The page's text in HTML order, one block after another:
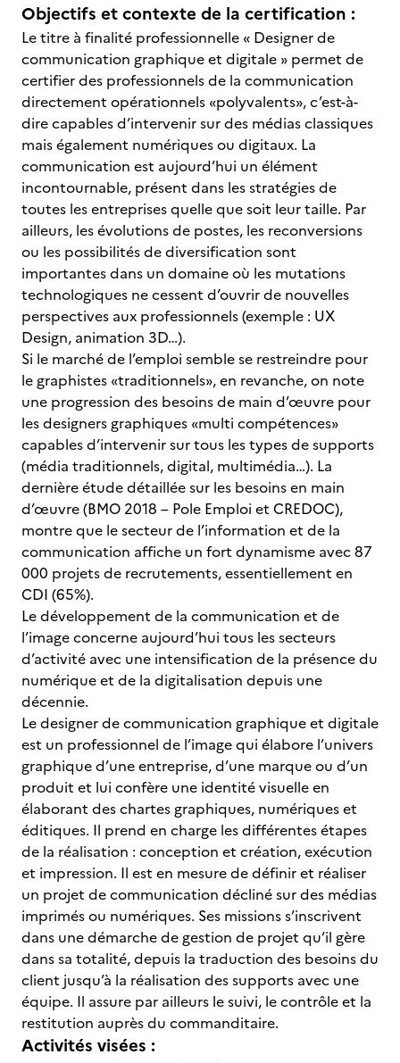
Objectifs et contexte de la certification :
Le titre à finalité professionnelle « Designer de
communication graphique et digitale » permet de
certifier des professionnels de la communication
directement opérationnels «polyvalents», c’est-à-
dire capables d’intervenir sur des médias classiques
mais également numériques ou digitaux. La
communication est aujourd’hui un élément
incontournable, présent dans les stratégies de
toutes les entreprises quelle que soit leur taille. Par
ailleurs, les évolutions de postes, les reconversions
ou les possibilités de diversification sont
importantes dans un domaine où les mutations
technologiques ne cessent d’ouvrir de nouvelles
perspectives aux professionnels (exemple : UX
Design, animation 3D…).
Si le marché de l’emploi semble se restreindre pour
le graphistes «traditionnels», en revanche, on note
une progression des besoins de main d’œuvre pour
les designers graphiques «multi compétences»
capables d’intervenir sur tous les types de supports
(média traditionnels, digital, multimédia…). La
dernière étude détaillée sur les besoins en main
d’œuvre (BMO 2018 – Pole Emploi et CREDOC),
montre que le secteur de l’information et de la
communication affiche un fort dynamisme avec 87
000 projets de recrutements, essentiellement en
CDI (65%).
Le développement de la communication et de
l’image concerne aujourd’hui tous les secteurs
d’activité avec une intensification de la présence du
numérique et de la digitalisation depuis une
décennie.
Le designer de communication graphique et digitale
est un professionnel de l’image qui élabore l’univers
graphique d’une entreprise, d’une marque ou d’un
produit et lui confère une identité visuelle en
élaborant des chartes graphiques, numériques et
éditiques. Il prend en charge les différentes étapes
de la réalisation : conception et création, exécution
et impression. Il est en mesure de définir et réaliser
un projet de communication décliné sur des médias
imprimés ou numériques. Ses missions s’inscrivent
dans une démarche de gestion de projet qu’il gère
dans sa totalité, depuis la traduction des besoins du
client jusqu’à la réalisation des supports avec une
équipe. Il assure par ailleurs le suivi, le contrôle et la
restitution auprès du commanditaire.
Activités visées :